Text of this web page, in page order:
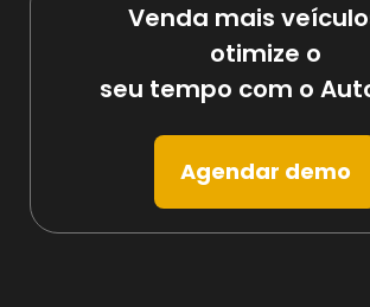
Venda mais
otimize o
seu tempo com o
Agendar demo